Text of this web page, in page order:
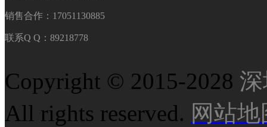
销售合作：17051130885
联系Q Q：89218778
Copyright © 2015-2028
All rights reserved. 网站地